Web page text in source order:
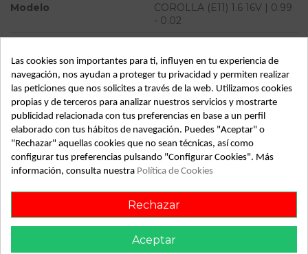
Modelo
COROLLA (E11) 1.6 16V | 0.99
- 0.02
Descripción
TOYOTA COROLLA (E11) 1.6 16V | 0.99 - 0.02 1.6 16V | 0.99 -
0.02. toyota corolla (e11) 1.6 16v | 0.99 - 0.02 del año 1999
También podría gustarte
Las cookies son importantes para ti, influyen en tu experiencia de
navegación, nos ayudan a proteger tu privacidad y permiten realizar
las peticiones que nos solicites a través de la web. Utilizamos cookies
propias y de terceros para analizar nuestros servicios y mostrarte
publicidad relacionada con tus preferencias en base a un perfil
elaborado con tus hábitos de navegación. Puedes "Aceptar" o
"Rechazar" aquellas cookies que no sean técnicas, así como
configurar tus preferencias pulsando "Configurar Cookies". Más
información, consulta nuestra Política de Cookies
Rechazar
Aceptar